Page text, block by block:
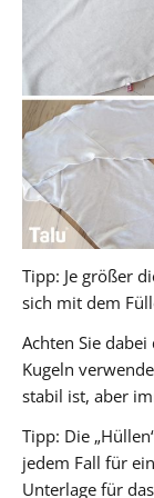
Tipp: Je größer
sich mit dem
Achten Sie
Kugeln
stabil ist, aber
Tipp: Die
jedem Fall für
Unterlage für